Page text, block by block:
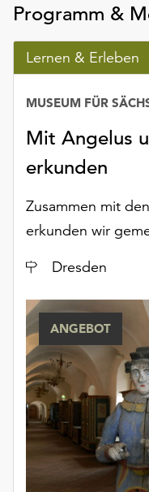
der
die
Schaltfläche
Einstellungen“
Verfügung.
Funktionale
werden
ohne
Einverständnis
ausgeführt.
Möchten
Sie
die
verwendeten
Cookies
anpassen,
erreichen
Programm &
Lernen & Erleben
Mit Angelus
erkunden
MUSEUM FÜR
Zusammen mit
erkunden wir
Ort
Dresden
ANGEBOT